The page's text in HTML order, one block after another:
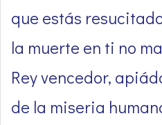
que estás
la muerte en ti no
Rey vencedor,
de la miseria